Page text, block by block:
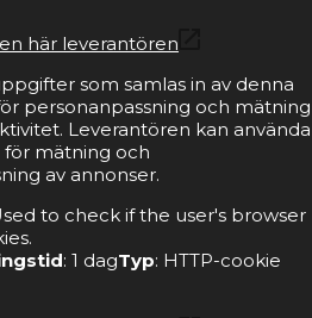
här leverantören
som samlas in av denna
personanpassning och mätning
Leverantören kan använda
för mätning och
av annonser.
to check if the user's browser
: 1 dagTyp: HTTP-cookie